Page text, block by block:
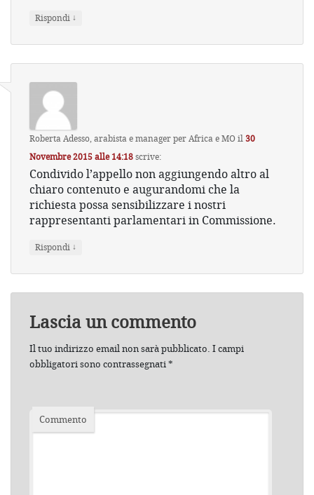
Rispondi ↓
Roberta Adesso, arabista e manager per Africa e MOil30
Novembre 2015 alle 14:18scrive:
Condivido l’appello non aggiungendo altro al
chiaro contenuto e augurandomi che la
richiesta possa sensibilizzare i nostri
rappresentanti parlamentari in Commissione.
Rispondi ↓
Lascia un commento
Il tuo indirizzo email non sarà pubblicato. I campi
obbligatori sono contrassegnati*
Commento